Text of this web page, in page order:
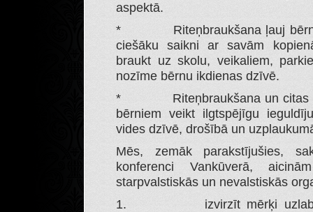
aspektā.
* Riteņbraukšana ļauj
ciešāku saikni ar savām
braukt uz skolu, veikaliem,
nozīme bērnu ikdienas dzīvē.
* Riteņbraukšana un citas
bērniem veikt ilgtspējīgu
vides dzīvē, drošībā un
Mēs, zemāk parakstījušies,
konferenci Vankūverā,
starpvalstiskās un nevalstiskās
1. izvirzīt mērķi uzlabot